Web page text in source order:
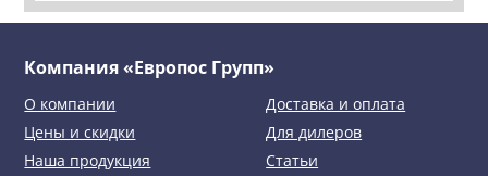
Компания «Европос Групп»
О компании
Доставка и оплата
Цены и скидки
Для дилеров
Наша продукция
Статьи